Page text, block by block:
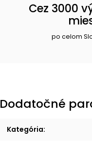
Cez 3000
po celom
Dodatočné
Kategória: